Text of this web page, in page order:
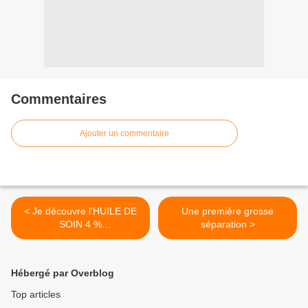
Commentaires
Ajouter un commentaire
< Je découvre l'HUILE DE
SOIN 4 %
FONDAMENTALE
Une première grosse
séparation >
Hébergé par Overblog
Top articles